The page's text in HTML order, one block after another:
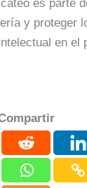
es parte
y proteger
en el